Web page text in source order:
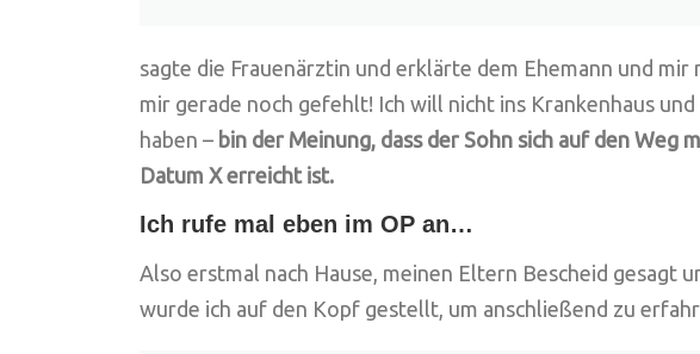
sagte die Frauenärztin und erklärte dem Ehemann und
mir gerade noch gefehlt! Ich will nicht ins Krankenhaus
haben – bin der Meinung, dass der Sohn sich auf den Weg
Datum X erreicht ist.
Ich rufe mal eben im OP an…
Also erstmal nach Hause, meinen Eltern Bescheid gesagt
wurde ich auf den Kopf gestellt, um anschließend zu